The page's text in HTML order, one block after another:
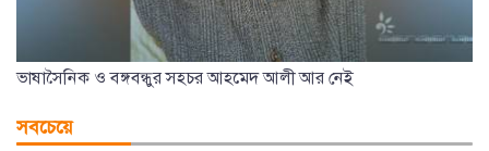
ভাষাসৈনিক ও বঙ্গবন্ধুর সহচর আহমেদ আলী আর নেই
সবচেয়ে